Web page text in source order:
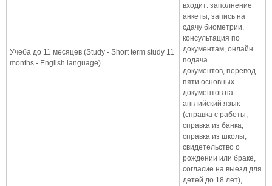
Учеба до 11 месяцев (Study - Short term study 11
months - English language)
входит: заполнение
анкеты, запись на
сдачу биометрии,
консультация по
документам, онлайн
подача
документов, перевод
пяти основных
документов на
английский язык
(справка с работы,
справка из банка,
справка из школы,
свидетельство о
рождении или браке,
согласие на выезд для
детей до 18 лет),